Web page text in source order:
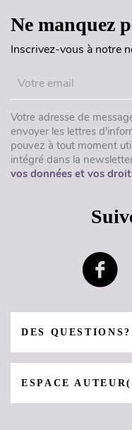
Ne manquez
Inscrivez-vous à notre
Votre adresse de
envoyer les lettres
pouvez à tout moment
intégré dans la
vos données et vos
DES
ESPACE